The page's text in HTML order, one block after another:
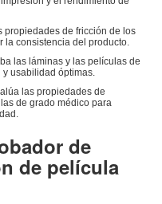
propiedades de fricción de los
la consistencia del producto.
las láminas y las películas de
usabilidad óptimas.
las propiedades de
de grado médico para
de
de película